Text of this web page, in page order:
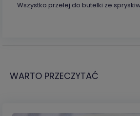
Wszystko przelej do butelki ze
WARTO PRZECZYTAĆ